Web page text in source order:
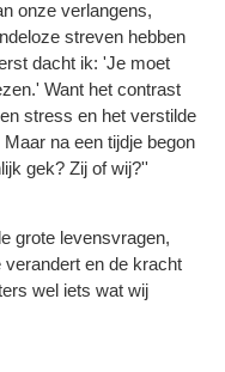
onze verlangens,
streven hebben
dacht ik: 'Je moet
Want het contrast
stress en het verstilde
na een tijdje begon
gek? Zij of wij?''
grote levensvragen,
verandert en de kracht
wel iets wat wij